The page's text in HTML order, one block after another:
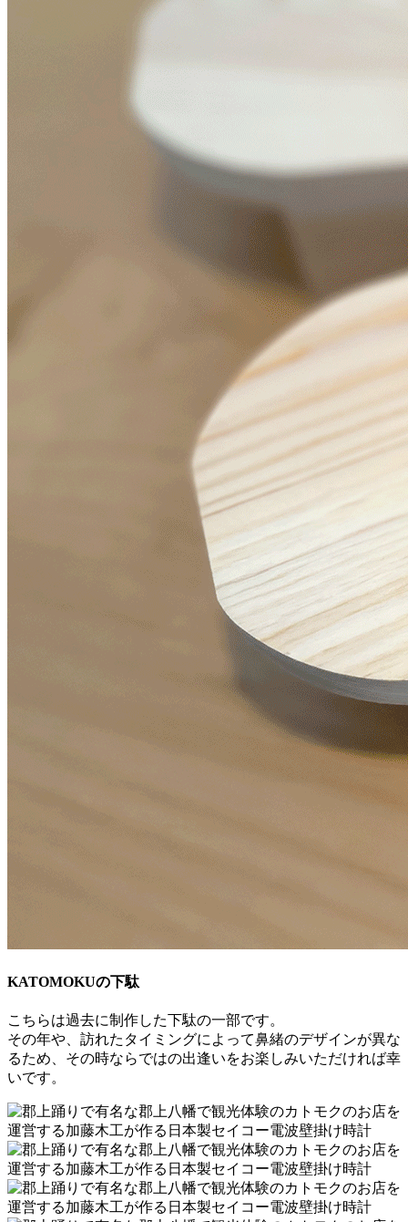
KATOMOKUの下駄
こちらは過去に制作した下駄の一部です。
その年や、訪れたタイミングによって鼻緒のデザインが異な
るため、その時ならではの出逢いをお楽しみいただければ幸
いです。